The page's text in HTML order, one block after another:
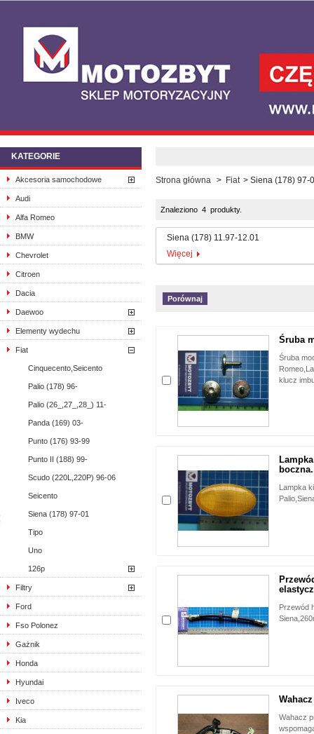
KATEGORIE
Akcesoria samochodowe
Audi
Alfa Romeo
BMW
Chevrolet
Citroen
Dacia
Daewoo
Elementy wydechu
Fiat
Cinquecento,Seicento
Palio (178) 96-
Palio (26_,27_,28_) 11-
Panda (169) 03-
Punto (176) 93-99
Punto II (188) 99-
Scudo (220L,220P) 96-06
Seicento
Siena (178) 97-01
Tipo
Uno
126p
Filtry
Ford
Fso Polonez
Gażnik
Honda
Hyundai
Iveco
Kia
Strona główna > Fiat > Siena (178) 97-
Znaleziono 4 produkty.
Siena (178) 11.97-12.01
Więcej
Śruba
Śruba
klucz
Lampka
Przewód
Wahacz